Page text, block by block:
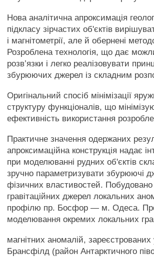
Нова аналітична апроксимація
підкласу зірчастих об'єктів
і магнітометрії, але й обернені
Розроблена технологія, що дає
розв’язки і легко реалізовувати
збурюючих джерел із складним
Оригінальний спосіб мінімізації
структуру функціоналів, що
ефективність використання
Практичне значення одержаних
апроксимаційна конструкція надає
при моделюванні рудних об'єктів
зручно параметризувати збурюючі
фізичних властивостей. Побудовано
гравітаційних джерел локальних
профілю пр. Босфор — м. Одеса.
моделювання окремих локальних
магнітних аномалій,
Брансфілд (район Антарктичного